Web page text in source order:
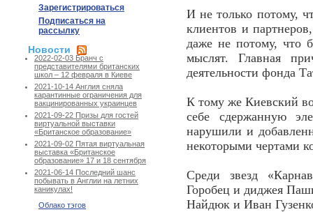
Зарегистрироваться
Подписаться на
рассылку
Новости
2022-02-03 Бранч с
представителями британских
школ – 12 февраля в Киеве
2021-10-14 Англия сняла
карантинные ограничения для
вакцинированных украинцев
2021-09-22 Призы для гостей
виртуальной выставки
«Британское образование»
2021-09-02 Пятая виртуальная
выставка «Британское
образование» 17 и 18 сентября
2021-06-14 Последний шанс
побывать в Англии на летних
каникулах!
Облако тэгов
И не только потому,
клиентов и
даже не потому, что
мыслят. Главная
деятельности фонда
К тому же Киевский
себе сдержанную
нарушили и
некоторыми чертами
Среди звезд
Горобец и диджея
Найдюк и Иван